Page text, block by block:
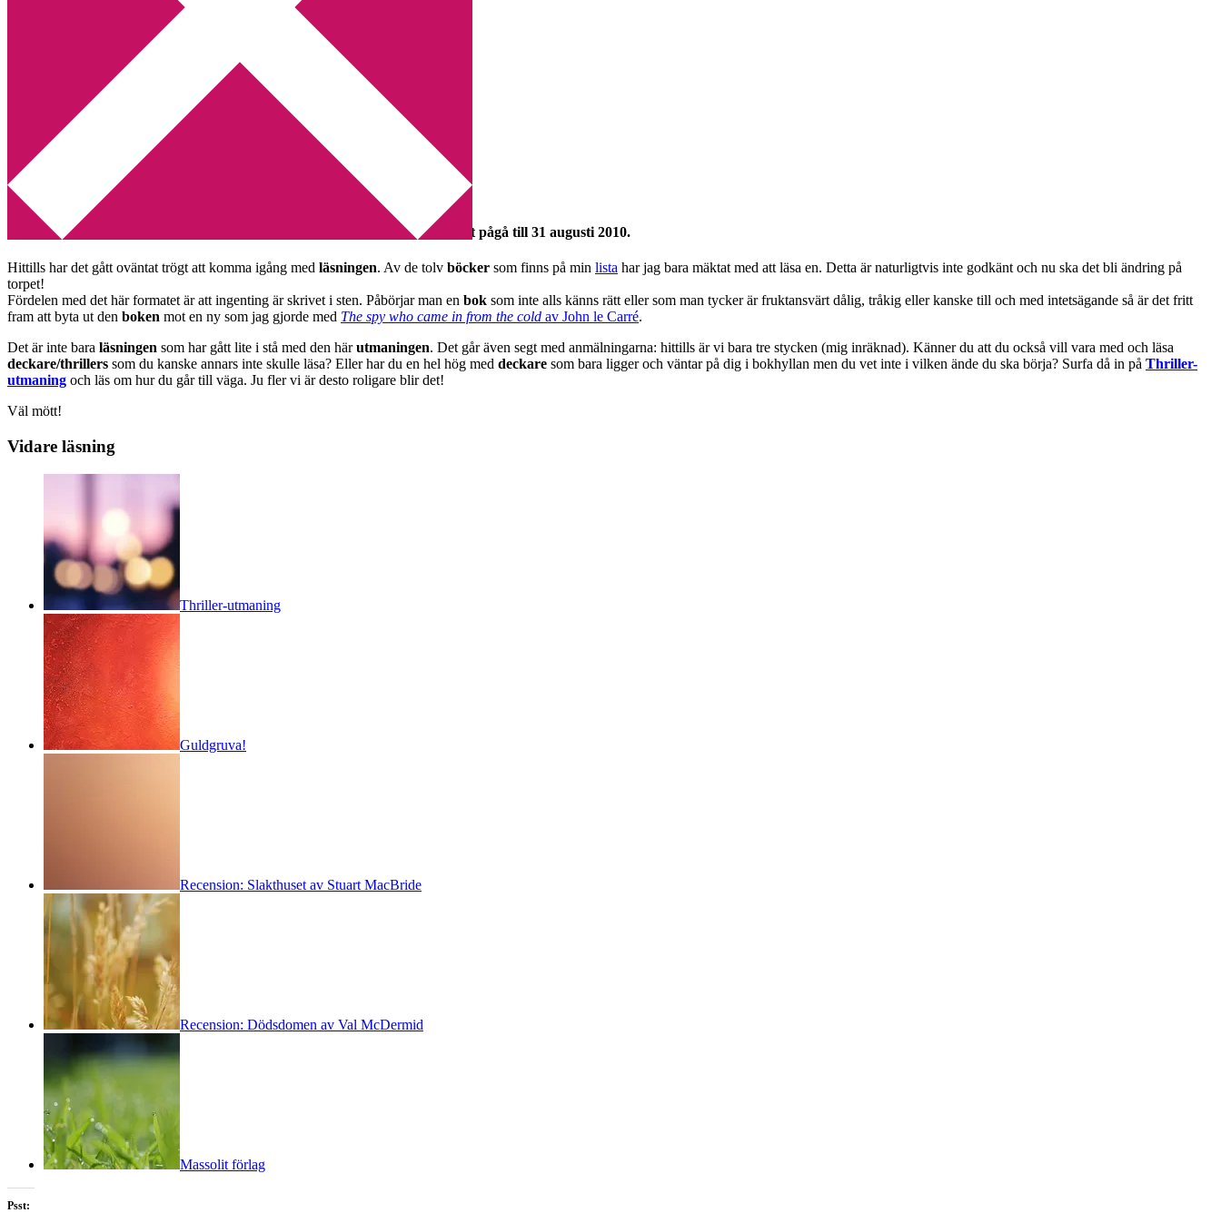
Utskriftscentralen
Min tv-blogg
You are here:Home Utmaning /Uppdatering Thriller-utmaning
Uppdatering Thriller-utmaning
2009-12-05 Annika
1 september i år gick startskottet för min Thriller-utmaning som kommer att pågå till 31 augusti 2010.
Hittills har det gått oväntat trögt att komma igång med läsningen. Av de tolv böcker som finns på min lista har jag bara mäktat med att läsa en. Detta är naturligtvis inte godkänt och nu ska det bli ändring på
torpet!
Fördelen med det här formatet är att ingenting är skrivet i sten. Påbörjar man en bok som inte alls känns rätt eller som man tycker är fruktansvärt dålig, tråkig eller kanske till och med intetsägande så är det fritt
fram att byta ut den boken mot en ny som jag gjorde med The spy who came in from the cold av John le Carré.
Det är inte bara läsningen som har gått lite i stå med den härutmaningen. Det går även segt med anmälningarna: hittills är vi bara tre stycken (mig inräknad). Känner du att du också vill vara med och läsa
deckare/thrillers som du kanske annars inte skulle läsa? Eller har du en hel hög med deckare som bara ligger och väntar på dig i bokhyllan men du vet inte i vilken ände du ska börja? Surfa då in på Thriller-
utmaning och läs om hur du går till väga. Ju fler vi är desto roligare blir det!
Väl mött!
Vidare läsning
Thriller-utmaning
Guldgruva!
Recension: Slakthuset av Stuart MacBride
Recension: Dödsdomen av Val McDermid
Massolit förlag
Psst: